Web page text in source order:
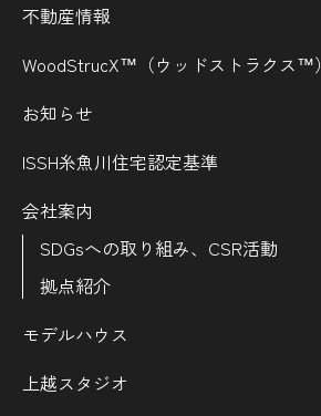
不動産情報
WoodStrucX™（ウッドストラクス™）
お知らせ
ISSH糸魚川住宅認定基準
会社案内
SDGsへの取り組み、CSR活動
拠点紹介
モデルハウス
上越スタジオ